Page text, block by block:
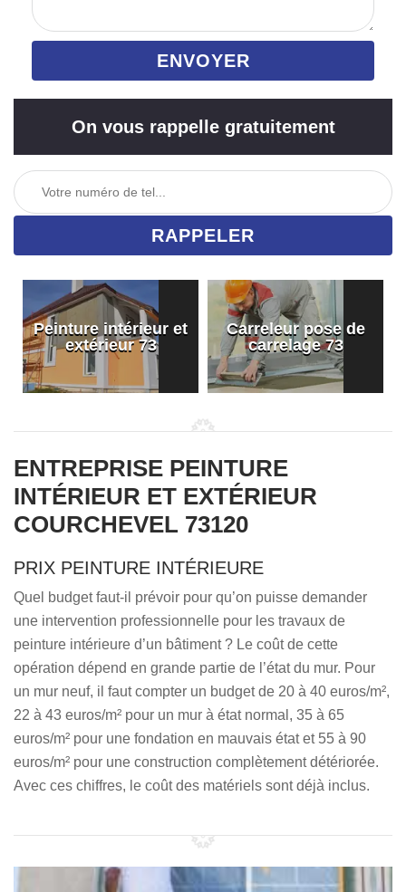
On vous rappelle gratuitement
Peinture intérieur et
extérieur 73
Carreleur pose de
carrelage 73
ENTREPRISE PEINTURE
INTÉRIEUR ET EXTÉRIEUR
COURCHEVEL 73120
PRIX PEINTURE INTÉRIEURE
Quel budget faut-il prévoir pour qu’on puisse demander
une intervention professionnelle pour les travaux de
peinture intérieure d’un bâtiment ? Le coût de cette
opération dépend en grande partie de l’état du mur. Pour
un mur neuf, il faut compter un budget de 20 à 40 euros/m²,
22 à 43 euros/m² pour un mur à état normal, 35 à 65
euros/m² pour une fondation en mauvais état et 55 à 90
euros/m² pour une construction complètement détériorée.
Avec ces chiffres, le coût des matériels sont déjà inclus.